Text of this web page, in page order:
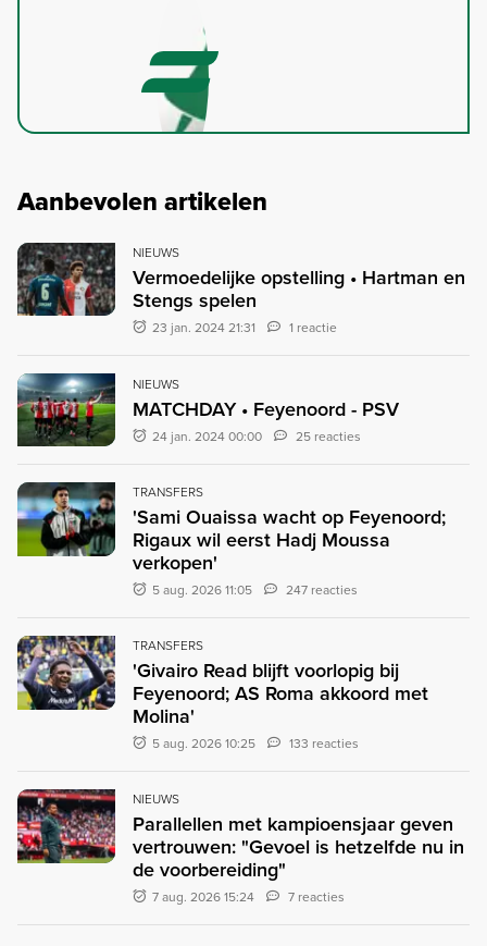
Aanbevolen artikelen
NIEUWS
Vermoedelijke opstelling • Hartman en
Stengs spelen
23 jan. 2024 21:31 1 reactie
NIEUWS
MATCHDAY • Feyenoord - PSV
24 jan. 2024 00:00 25 reacties
TRANSFERS
'Sami Ouaissa wacht op Feyenoord;
Rigaux wil eerst Hadj Moussa
verkopen'
5 aug. 2026 11:05 247 reacties
TRANSFERS
'Givairo Read blijft voorlopig bij
Feyenoord; AS Roma akkoord met
Molina'
5 aug. 2026 10:25 133 reacties
NIEUWS
Parallellen met kampioensjaar geven
vertrouwen: "Gevoel is hetzelfde nu in
de voorbereiding"
7 aug. 2026 15:24 7 reacties